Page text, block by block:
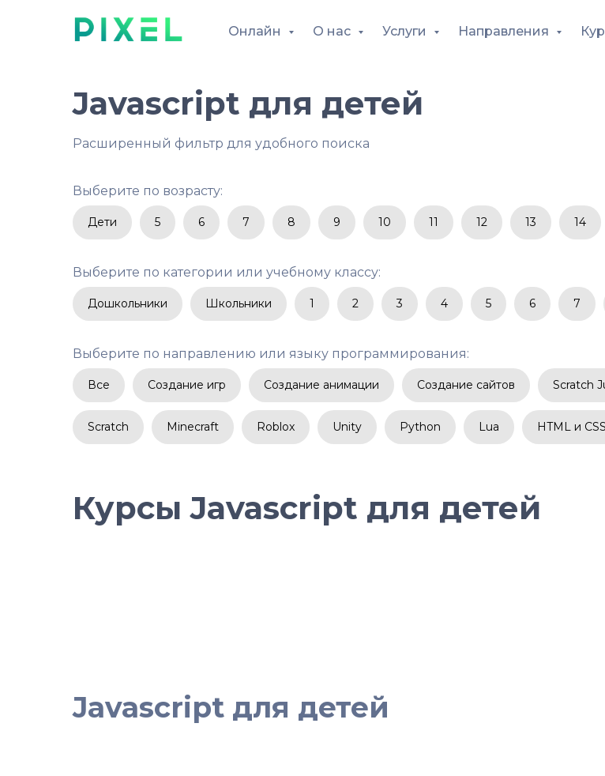
Онлайн О нас Услуги Направления
Javascript для детей
Расширенный фильтр для удобного поиска
Выберите по возрасту:
Дети 5 6 7 8 9 10 11 12 13 14
Выберите по категории или учебному классу:
Дошкольники Школьники 1 2 3 4 5 6 7
Выберите по направлению или языку программирования:
Все Создание игр Создание анимации Создание сайтов Scratch
Scratch Minecraft Roblox Unity Python Lua HTML и CSS
Курсы Javascript для детей
Javascript для детей